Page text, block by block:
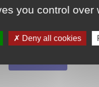
you control over
Deny all cookies
Je crée mon
compte